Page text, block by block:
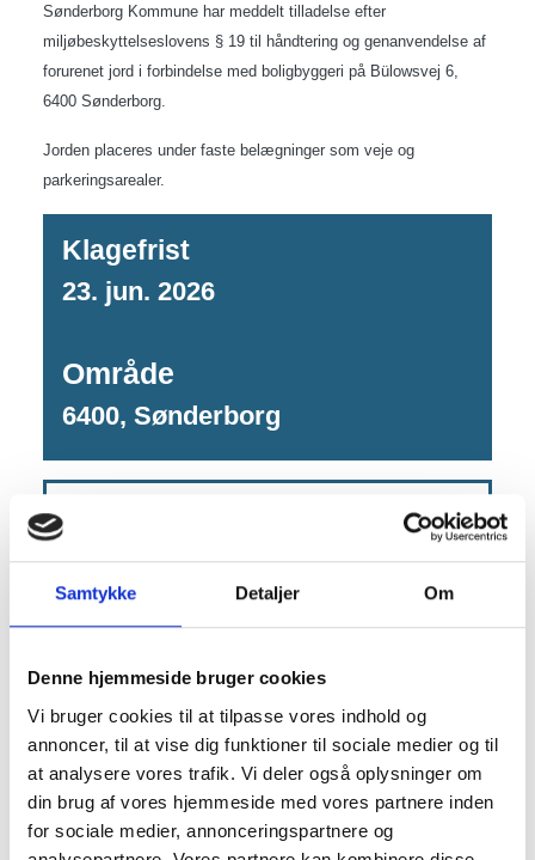
Samtykke Detaljer Om
Denne hjemmeside bruger cookies
Vi bruger cookies til at tilpasse vores indhold og
annoncer, til at vise dig funktioner til sociale medier og til
at analysere vores trafik. Vi deler også oplysninger om
din brug af vores hjemmeside med vores partnere inden
for sociale medier, annonceringspartnere og
Sønderborg Kommune har meddelt tilladelse efter
miljøbeskyttelseslovens § 19 til håndtering og genanvendelse af
forurenet jord i forbindelse med boligbyggeri på Bülowsvej 6,
6400 Sønderborg.
Jorden placeres under faste belægninger som veje og
parkeringsarealer.
Klagefrist
23. jun. 2026
Område
6400, Sønderborg
Vedhæftede dokumenter
§19 tilladelse til genindbygning af
lettere forurenet jord, PFAS-
Kontakt os